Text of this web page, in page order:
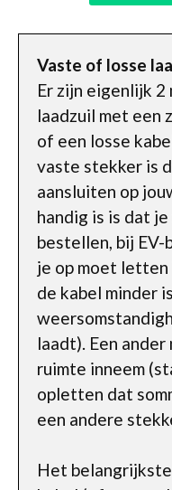
Vaste of losse
Er zijn eigenlijk
laadzuil met een
of een losse
vaste stekker is
aansluiten op
handig is is dat
bestellen, bij
je op moet letten
de kabel minder
laadt). Een
ruimte inneem
opletten dat
een andere
Het